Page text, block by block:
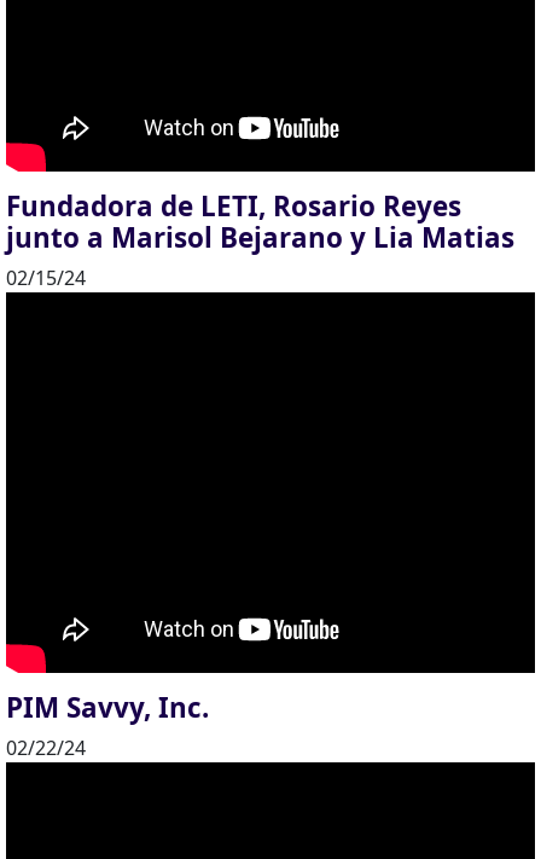
Fundadora de LETI, Rosario Reyes
junto a Marisol Bejarano y Lia Matias
02/15/24
PIM Savvy, Inc.
02/22/24